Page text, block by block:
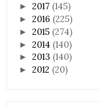
►2017 (145)
►2016 (225)
►2015 (274)
►2014 (140)
►2013 (140)
►2012 (20)